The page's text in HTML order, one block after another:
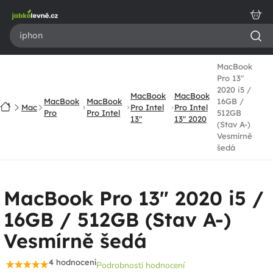
obsah
DomůMac
MacBook
Pro
MacBook
Pro Intel
MacBook
Pro Intel
13"
MacBook
Pro Intel
13" 2020
MacBook
Pro 13"
2020 i5 /
16GB /
512GB
(Stav A-)
Vesmírně
šedá
MacBook Pro 13" 2020 i5 /
16GB / 512GB (Stav A-)
Vesmírně šedá
4 hodnoceníPodrobnosti hodnocení